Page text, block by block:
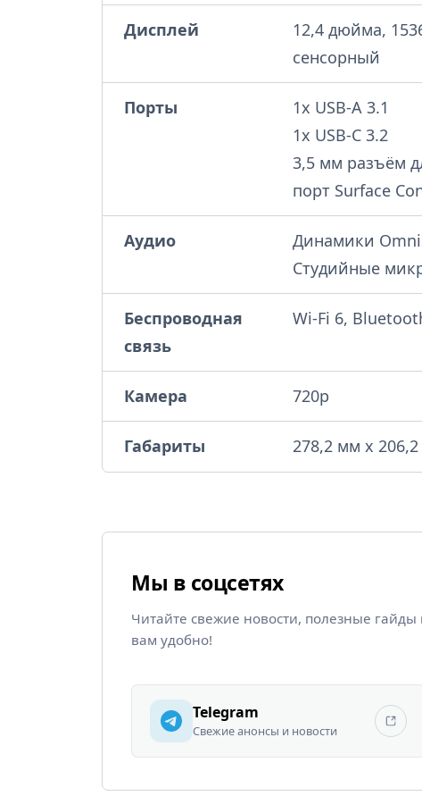
Дисплей
12,4 дюйма,
сенсорный
Порты
1x USB-A 3.1
1x USB-C 3.2
3,5 мм разъём
порт Surface
Аудио
Динамики
Студийные
Беспроводная
связь
Wi-Fi 6,
Камера 720p
Габариты 278,2 мм x
Мы в соцсетях
Читайте свежие новости, полезные
вам удобно!
Telegram
Свежие анонсы и новости